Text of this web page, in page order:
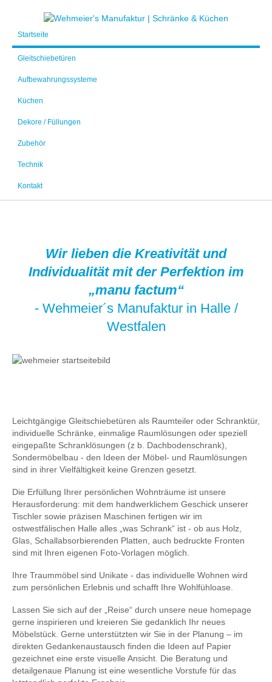
Startseite
Gleitschiebetüren
Aufbewahrungssysteme
Küchen
Dekore / Füllungen
Zubehör
Technik
Kontakt
Wir lieben die Kreativität und
Individualität mit der Perfektion im
„manu factum“
- Wehmeier´s Manufaktur in Halle /
Westfalen
Leichtgängige Gleitschiebetüren als Raumteiler oder Schranktür,
individuelle Schränke, einmalige Raumlösungen oder speziell
eingepaßte Schranklösungen (z b. Dachbodenschrank),
Sondermöbelbau - den Ideen der Möbel- und Raumlösungen
sind in ihrer Vielfältigkeit keine Grenzen gesetzt.
Die Erfüllung Ihrer persönlichen Wohnträume ist unsere
Herausforderung: mit dem handwerklichem Geschick unserer
Tischler sowie präzisen Maschinen fertigen wir im
ostwestfälischen Halle alles „was Schrank“ ist - ob aus Holz,
Glas, Schallabsorbierenden Platten, auch bedruckte Fronten
sind mit Ihren eigenen Foto-Vorlagen möglich.
Ihre Traummöbel sind Unikate - das individuelle Wohnen wird
zum persönlichen Erlebnis und schafft Ihre Wohlfühloase.
Lassen Sie sich auf der „Reise“ durch unsere neue homepage
gerne inspirieren und kreieren Sie gedanklich Ihr neues
Möbelstück. Gerne unterstützten wir Sie in der Planung – im
direkten Gedankenaustausch finden die Ideen auf Papier
gezeichnet eine erste visuelle Ansicht. Die Beratung und
detailgenaue Planung ist eine wesentliche Vorstufe für das